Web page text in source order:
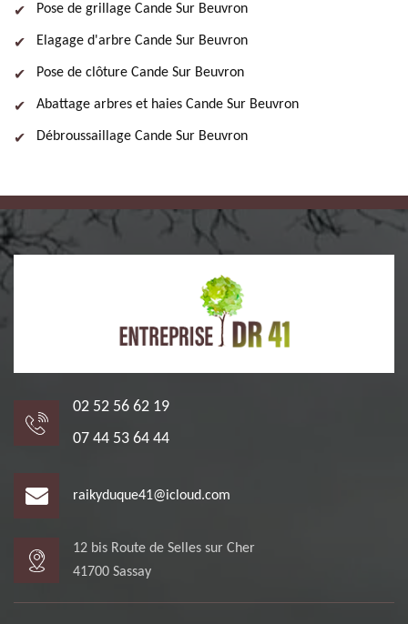
Pose de grillage Cande Sur Beuvron
Elagage d'arbre Cande Sur Beuvron
Pose de clôture Cande Sur Beuvron
Abattage arbres et haies Cande Sur Beuvron
Débroussaillage Cande Sur Beuvron
02 52 56 62 19
07 44 53 64 44
raikyduque41@icloud.com
12 bis Route de Selles sur Cher
41700 Sassay